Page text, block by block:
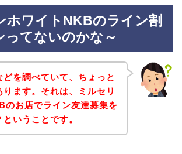
ホワイトNKBのライン割
ってないのかな～
を調べていて、ちょっと
ます。それは、ミルセリ
のお店でライン友達募集を
いうことです。